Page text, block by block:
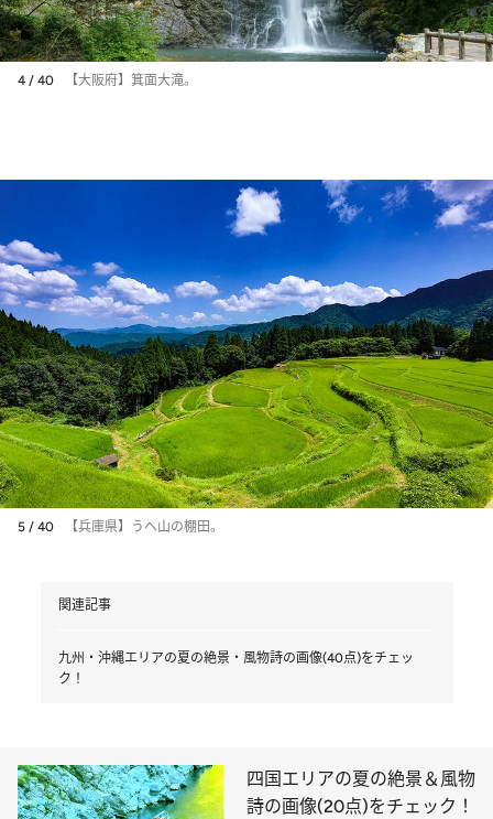
4 / 40 【大阪府】箕面大滝。
5 / 40 【兵庫県】うへ山の棚田。
関連記事
九州・沖縄エリアの夏の絶景・風物詩の画像(40点)をチェッ
ク！
四国エリアの夏の絶景＆風物
詩の画像(20点)をチェック！